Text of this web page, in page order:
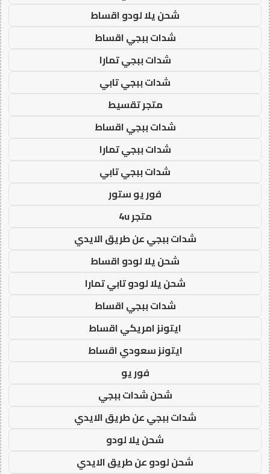
شحن يلا لودو اقساط
شدات ببجي اقساط
شدات ببجي تمارا
شدات ببجي تابي
متجر تقسيط
شدات ببجي اقساط
شدات ببجي تمارا
شدات ببجي تابي
فور يو ستور
متجر 4u
شدات ببجي عن طريق الايدي
شحن يلا لودو اقساط
شحن يلا لودو تابي تمارا
شدات ببجي اقساط
ايتونز امريكي اقساط
ايتونز سعودي اقساط
فور يو
شحن شدات ببجي
شدات ببجي عن طريق الايدي
شحن يلا لودو
شحن لودو عن طريق الايدي